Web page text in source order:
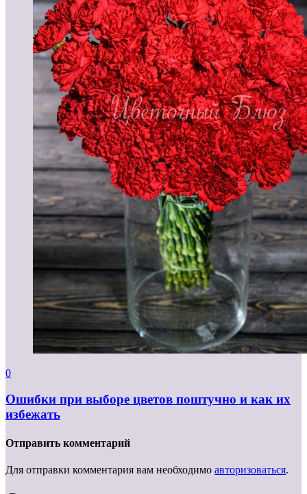
0
Ошибки при выборе цветов поштучно и как их
избежать
Отправить комментарий
Для отправки комментария вам необходимо авторизоваться.